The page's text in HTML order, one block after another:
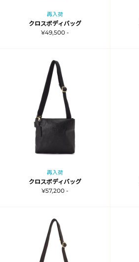
再入荷
クロスボディバッグ
¥49,500 -
再入荷
クロスボディバッグ
¥57,200 -